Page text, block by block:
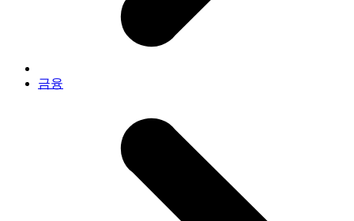
금융